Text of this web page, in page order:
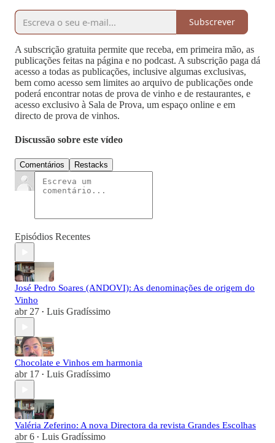
Subscrever
A subscrição gratuita permite que receba, em primeira mão, as
publicações feitas na página e no podcast. A subscrição paga dá
acesso a todas as publicações, inclusive algumas exclusivas,
bem como acesso sem limites ao arquivo de publicações onde
poderá encontrar notas de prova de vinho e de restaurantes, e
acesso exclusivo à Sala de Prova, um espaço online e em
directo de prova de vinhos.
Discussão sobre este vídeo
Comentários Restacks
Episódios Recentes
José Pedro Soares (ANDOVI): As denominações de origem do
Vinho
abr 27 • Luis Gradíssimo
Chocolate e Vinhos em harmonia
abr 17 • Luis Gradíssimo
Valéria Zeferino: A nova Directora da revista Grandes Escolhas
abr 6 • Luis Gradíssimo